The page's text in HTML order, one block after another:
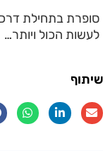
סופרת בתחילת
לעשות הכול ויותר…
שיתוף